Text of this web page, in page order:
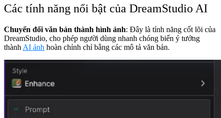
Các tính năng nổi bật của DreamStudio AI
Chuyển đổi văn bản thành hình ảnh: Đây là tính năng cốt lõi của
DreamStudio, cho phép người dùng nhanh chóng biến ý tưởng
thành AI ảnh hoàn chỉnh chỉ bằng các mô tả văn bản.